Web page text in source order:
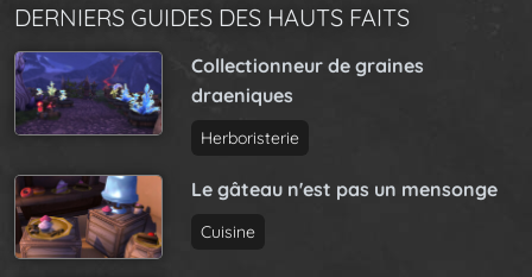
DERNIERS GUIDES DES HAUTS FAITS
Collectionneur de graines
draeniques
Herboristerie
Le gâteau n'est pas un mensonge
Cuisine